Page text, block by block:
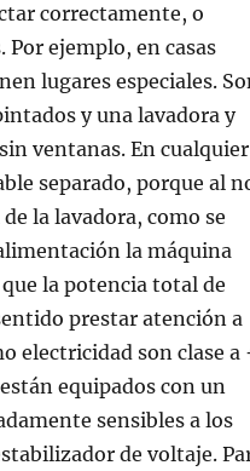
correctamente, o
ejemplo, en casas
lugares especiales.
y una lavadora y
ventanas. En cualquier
separado, porque al
la lavadora, como se
la máquina
la potencia total de
prestar atención a
electricidad son clase a
equipados con un
sensibles a los
de voltaje.